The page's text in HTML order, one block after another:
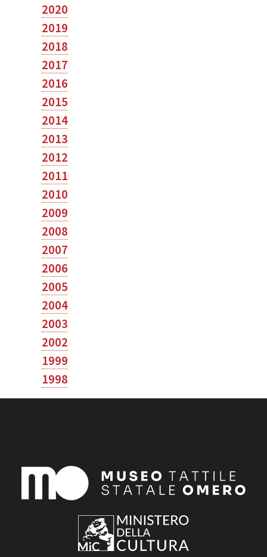
2020
2019
2018
2017
2016
2015
2014
2013
2012
2011
2010
2009
2008
2007
2006
2005
2004
2003
2002
1999
1998